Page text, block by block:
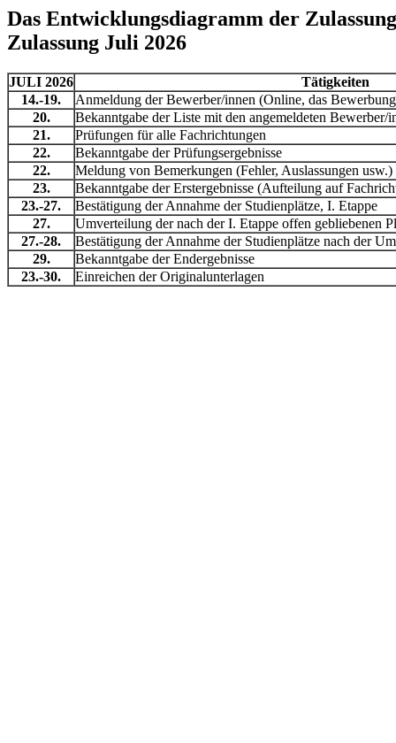
Das Entwicklungsdiagramm der
Zulassung Juli 2026
JULI 2026
Tätigkeiten
14.-19.
Anmeldung der Bewerber/innen (Online, das
20.
Bekanntgabe der Liste mit den angemeldeten Bewerber/
21.
Prüfungen für alle Fachrichtungen
22.
Bekanntgabe der Prüfungsergebnisse
22.
Meldung von Bemerkungen (Fehler, Auslassungen usw.)
23.
Bekanntgabe der Erstergebnisse (Aufteilung auf
23.-27.
Bestätigung der Annahme der Studienplätze, I. Etappe
27.
Umverteilung der nach der I. Etappe offen gebliebenen
27.-28.
Bestätigung der Annahme der Studienplätze nach der
29.
Bekanntgabe der Endergebnisse
23.-30.
Einreichen der Originalunterlagen